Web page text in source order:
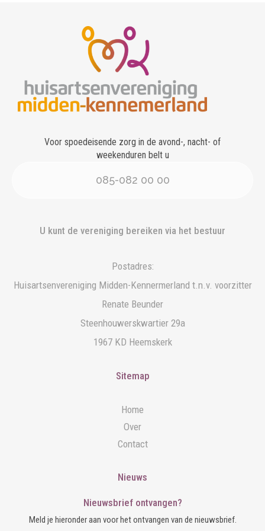
Voor spoedeisende zorg in de avond-, nacht- of
weekenduren belt u
085-082 00 00
U kunt de vereniging bereiken via het bestuur
Postadres:
Huisartsenvereniging Midden-Kennermerland t.n.v. voorzitter
Renate Beunder
Steenhouwerskwartier 29a
1967 KD Heemskerk
Sitemap
Home
Over
Contact
Nieuws
Nieuwsbrief ontvangen?
Meld je hieronder aan voor het ontvangen van de nieuwsbrief.